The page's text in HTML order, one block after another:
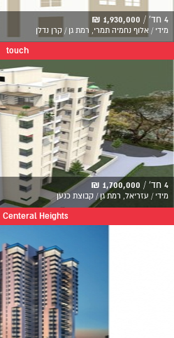
4 חד' / 1,930,000 ₪
מידי / אלוף נחמיה תמרי, רמת גן / קרן נדלן
touch
4 חד' / 1,700,000 ₪
מידי / עזריאל, רמת גן / קבוצת כנען
Centeral Heights - שלב ב'